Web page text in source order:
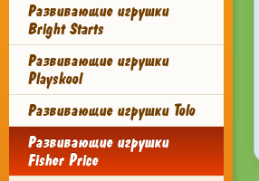
Развивающие игрушки
Bright Starts
Развивающие игрушки
Playskool
Развивающие игрушки Tolo
Развивающие игрушки
Fisher Price